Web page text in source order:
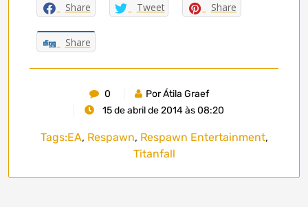
Share Tweet Share
Share
0
Por Átila Graef
15 de abril de 2014 às 08:20
Tags:EA, Respawn, Respawn Entertainment,
Titanfall